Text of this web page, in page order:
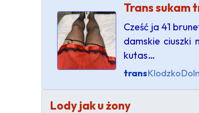
Trans sukam
Cześć ja 41
damskie ciuszki
kutas…
transKlodzko
Lody jak u żony